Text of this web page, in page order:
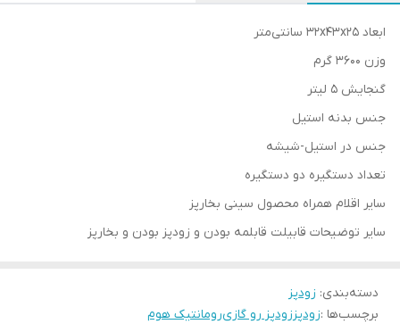
ابعاد 32x43x25 سانتی‌متر
وزن 3600 گرم
گنجایش 5 لیتر
جنس بدنه استیل
جنس در استیل-شیشه
تعداد دستگیره دو دستگیره
سایر اقلام همراه محصول سینی بخارپز
سایر توضیحات قابیلت قابلمه بودن و زودپز بودن و بخارپز
دسته‌بندی: زودپز
برچسب‌ها :زودپززودپز رو گازیرومانتیک هوم